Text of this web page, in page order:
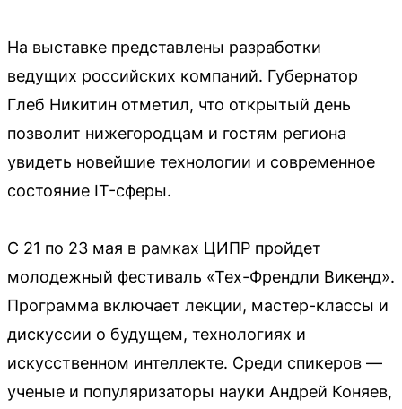
На выставке представлены разработки
ведущих российских компаний. Губернатор
Глеб Никитин отметил, что открытый день
позволит нижегородцам и гостям региона
увидеть новейшие технологии и современное
состояние IT-сферы.
С 21 по 23 мая в рамках ЦИПР пройдет
молодежный фестиваль «Тех-Френдли Викенд».
Программа включает лекции, мастер-классы и
дискуссии о будущем, технологиях и
искусственном интеллекте. Среди спикеров —
ученые и популяризаторы науки Андрей Коняев,